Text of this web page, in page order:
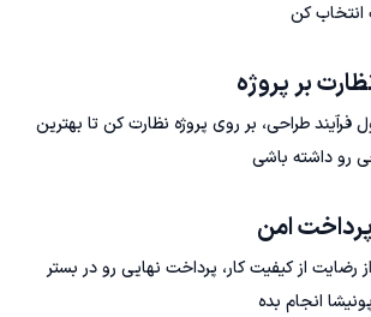
کن
فرآیند طراحی، بر روی پروژه نظارت کن تا بهترین
رو داشته باشی
رضایت از کیفیت کار، پرداخت نهایی رو در بستر
انجام بده